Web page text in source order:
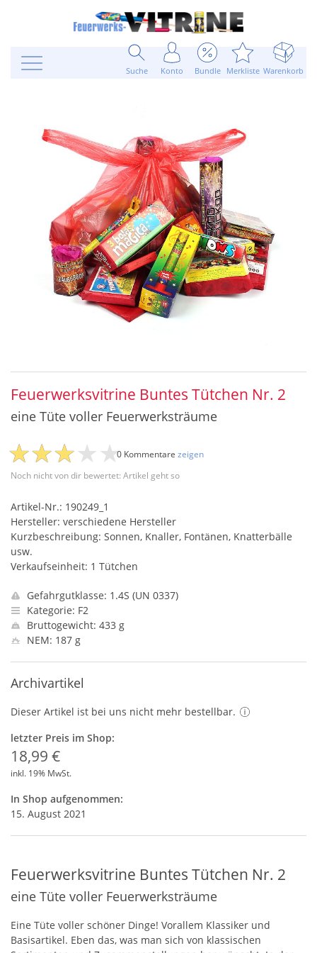
Suche Konto Bundle Merkliste Warenkorb
Feuerwerksvitrine Buntes Tütchen Nr. 2
eine Tüte voller Feuerwerksträume
Noch nicht von dir bewertet: Artikel geht so
0 Kommentare zeigen
Artikel-Nr.: 190249_1
Hersteller: verschiedene Hersteller
Kurzbeschreibung: Sonnen, Knaller, Fontänen, Knatterbälle
usw.
Verkaufseinheit: 1 Tütchen
Gefahrgutklasse: 1.4S (UN 0337)
Kategorie: F2
Bruttogewicht: 433 g
NEM: 187 g
Archivartikel
Dieser Artikel ist bei uns nicht mehr bestellbar.
letzter Preis im Shop:
18,99 €
inkl. 19% MwSt.
In Shop aufgenommen:
15. August 2021
Feuerwerksvitrine Buntes Tütchen Nr. 2
eine Tüte voller Feuerwerksträume
Eine Tüte voller schöner Dinge! Vorallem Klassiker und
Basisartikel. Eben das, was man sich von klassischen